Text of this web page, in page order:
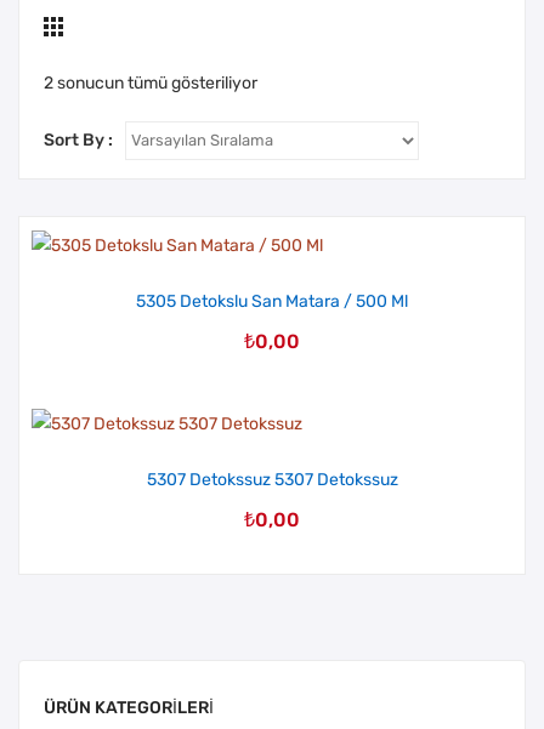
2 sonucun tümü gösteriliyor
Sort By :
5305 Detokslu San Matara / 500 Ml
₺0,00
5307 Detokssuz 5307 Detokssuz
₺0,00
ÜRÜN KATEGORILERI